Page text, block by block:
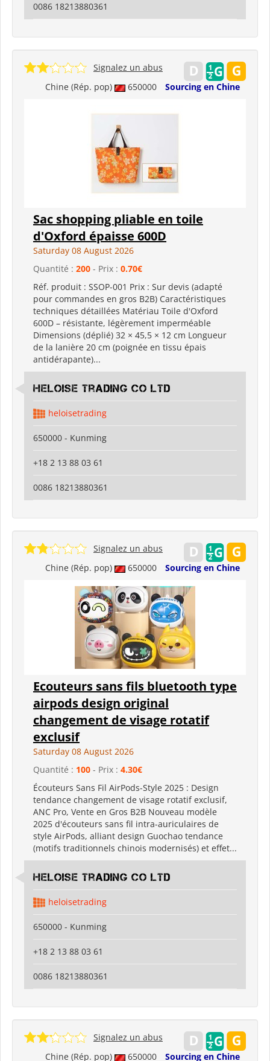
0086 18213880361
Chine (Rép. pop) 650000 Sourcing en Chine
Signalez un abus
Sac shopping pliable en toile
d'Oxford épaisse 600D
Saturday 08 August 2026
Quantité : 200 - Prix : 0.70€
Réf. produit : SSOP-001 Prix : Sur devis (adapté
pour commandes en gros B2B) Caractéristiques
techniques détaillées Matériau Toile d'Oxford
600D – résistante, légèrement imperméable
Dimensions (déplié) 32 × 45,5 × 12 cm Longueur
de la lanière 20 cm (poignée en tissu épais
antidérapante)...
Heloise Trading Co Ltd
heloisetrading
650000 - Kunming
+18 2 13 88 03 61
0086 18213880361
Chine (Rép. pop) 650000 Sourcing en Chine
Signalez un abus
Ecouteurs sans fils bluetooth type
airpods design original
changement de visage rotatif
exclusif
Saturday 08 August 2026
Quantité : 100 - Prix : 4.30€
Écouteurs Sans Fil AirPods-Style 2025 : Design
tendance changement de visage rotatif exclusif,
ANC Pro, Vente en Gros B2B Nouveau modèle
2025 d'écouteurs sans fil intra-auriculaires de
style AirPods, alliant design Guochao tendance
(motifs traditionnels chinois modernisés) et effet...
Heloise Trading Co Ltd
heloisetrading
650000 - Kunming
+18 2 13 88 03 61
0086 18213880361
Chine (Rép. pop) 650000 Sourcing en Chine
Signalez un abus